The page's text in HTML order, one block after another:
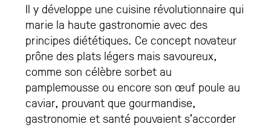
Il y développe une cuisine révolutionnaire qui
marie la haute gastronomie avec des
principes diététiques. Ce concept novateur
prône des plats légers mais savoureux,
comme son célèbre sorbet au
pamplemousse ou encore son œuf poule au
caviar, prouvant que gourmandise,
gastronomie et santé pouvaient s’accorder